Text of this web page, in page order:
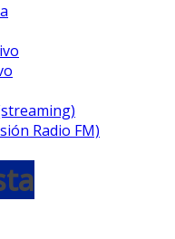
Radio FM)